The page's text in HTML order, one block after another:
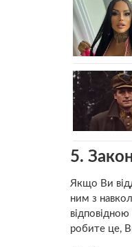
5.
Якщо Ви
ним з
робите це,